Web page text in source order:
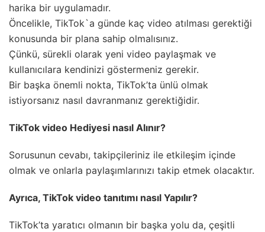
harika bir uygulamadır.
Öncelikle, TikTok`a günde kaç video atılması gerektiği
konusunda bir plana sahip olmalısınız.
Çünkü, sürekli olarak yeni video paylaşmak ve
kullanıcılara kendinizi göstermeniz gerekir.
Bir başka önemli nokta, TikTok’ta ünlü olmak
istiyorsanız nasıl davranmanız gerektiğidir.
TikTok video Hediyesi nasıl Alınır?
Sorusunun cevabı, takipçileriniz ile etkileşim içinde
olmak ve onlarla paylaşımlarınızı takip etmek olacaktır.
Ayrıca, TikTok video tanıtımı nasıl Yapılır?
TikTok’ta yaratıcı olmanın bir başka yolu da, çeşitli